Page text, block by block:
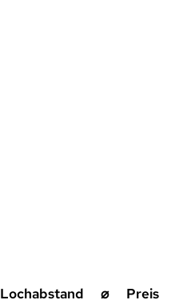
Lochabstand ⌀
Preis